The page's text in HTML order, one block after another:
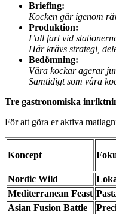
Briefing:
Kocken går igenom
Produktion:
Full fart vid
Här krävs strategi,
Bedömning:
Våra kockar agerar
Samtidigt som våra
Tre gastronomiska
För att göra er aktiva
Koncept
Nordic Wild
Mediterranean Feast
Asian Fusion Battle